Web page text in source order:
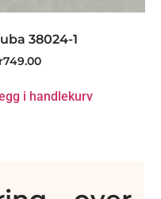
38024-1
749.00
i handlekurv